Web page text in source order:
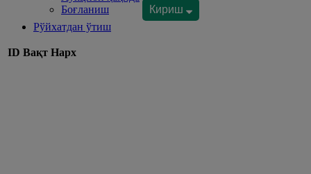
Боғланиш
Кириш
Рўйхатдан ўтиш
ID Вақт Нарх